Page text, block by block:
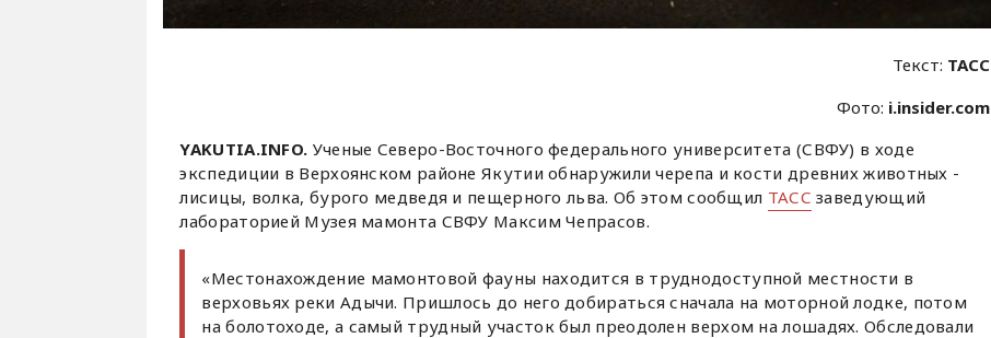
Текст: ТАСС
Фото: i.insider.com
YAKUTIA.INFO. Ученые Северо-Восточного федерального университета (СВФУ) в ходе
экспедиции в Верхоянском районе Якутии обнаружили черепа и кости древних животных -
лисицы, волка, бурого медведя и пещерного льва. Об этом сообщил ТАСС заведующий
лабораторией Музея мамонта СВФУ Максим Чепрасов.
«Местонахождение мамонтовой фауны находится в труднодоступной местности в
верховьях реки Адычи. Пришлось до него добираться сначала на моторной лодке, потом
на болотоходе, а самый трудный участок был преодолен верхом на лошадях. Обследовали